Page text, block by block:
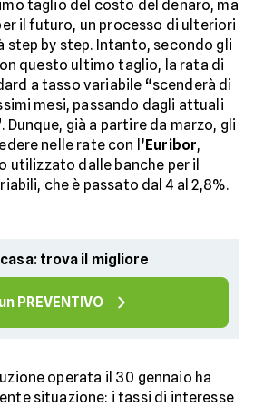
taglio del costo del denaro, ma
il futuro, un processo di ulteriori
step by step. Intanto, secondo gli
questo ultimo taglio, la rata di
a tasso variabile “scenderà di
mesi, passando dagli attuali
Dunque, già a partire da marzo, gli
nelle rate con l’Euribor,
utilizzato dalle banche per il
che è passato dal 4 al 2,8%.
trova il migliore
PREVENTIVO
operata il 30 gennaio ha
situazione: i tassi di interesse